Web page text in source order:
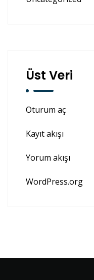
Üst Veri
Oturum aç
Kayıt akışı
Yorum akışı
WordPress.org